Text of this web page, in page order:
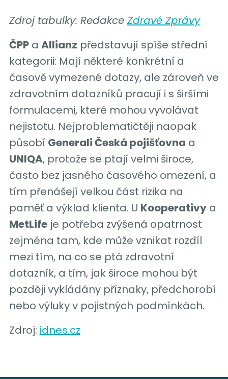
Zdroj tabulky: Redakce Zdravé Zprávy
ČPPa Allianz představují spíše střední
kategorii: Mají některé konkrétní a
časově vymezené dotazy, ale zároveň ve
zdravotním dotazníků pracují i s širšími
formulacemi, které mohou vyvolávat
nejistotu. Nejproblematičtěji naopak
působí Generali Česká pojišťovna a
UNIQA, protože se ptají velmi široce,
často bez jasného časového omezení, a
tím přenášejí velkou část rizika na
paměť a výklad klienta. U Kooperativya
MetLifeje potřeba zvýšená opatrnost
zejména tam, kde může vznikat rozdíl
mezi tím, na co se ptá zdravotní
dotazník, a tím, jak široce mohou být
později vykládány příznaky, předchorobí
nebo výluky v pojistných podmínkách.
Zdroj: idnes.cz